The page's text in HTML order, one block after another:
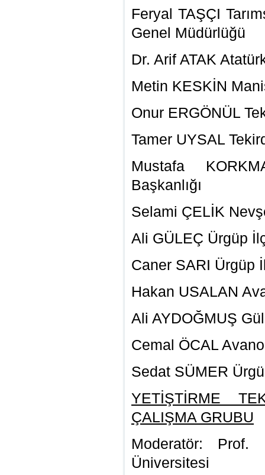
Feryal TAŞÇI
Genel Müdürlüğü
Dr. Arif ATAK
Metin KESKİN
Onur ERGÖNÜL
Tamer UYSAL
Mustafa
Başkanlığı
Selami ÇELİK
Ali GÜLEÇ Ürgüp
Caner SARI Ürgüp
Hakan USALAN
Ali AYDOĞMUŞ
Cemal ÖCAL
Sedat SÜMER
YETİŞTİRME
ÇALIŞMA GRUBU
Moderatör:
Üniversitesi